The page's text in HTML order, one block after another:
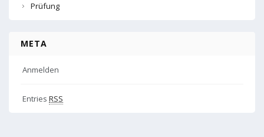
Prüfung
META
Anmelden
Entries RSS